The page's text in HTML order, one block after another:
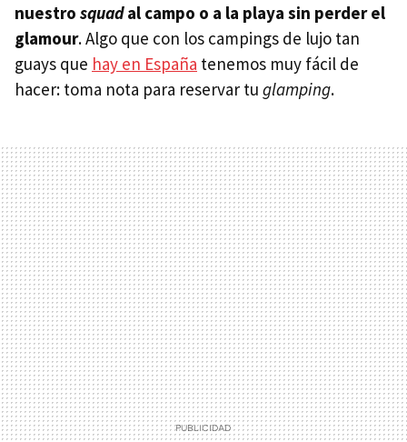
nuestro squadal campo o a la playa sin perder el
glamour. Algo que con los campings de lujo tan
guays que hay en España tenemos muy fácil de
hacer: toma nota para reservar tu glamping.